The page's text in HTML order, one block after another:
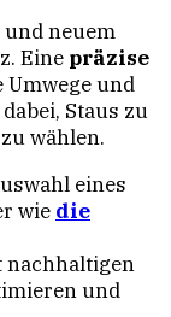
neuem
Eine präzise
und
Staus zu
wählen.
eines
wie die
und